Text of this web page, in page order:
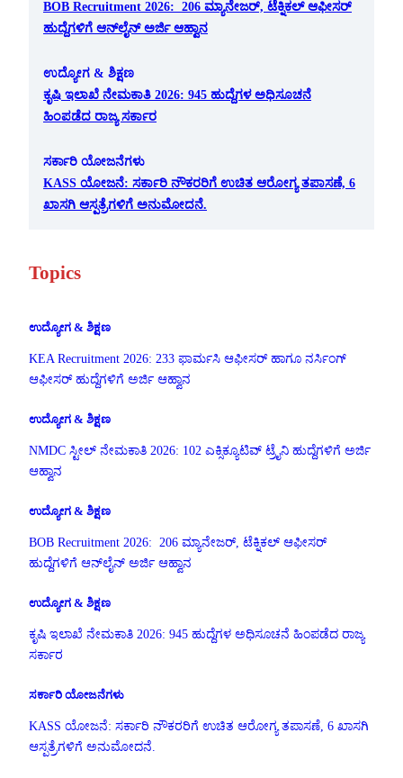
BOB Recruitment 2026: 206 ಮ್ಯಾನೇಜರ್, ಟೆಕ್ನಿಕಲ್ ಆಫೀಸರ್
ಹುದ್ದೆಗಳಿಗೆ ಆನ್‌ಲೈನ್ ಅರ್ಜಿ ಆಹ್ವಾನ
ಉದ್ಯೋಗ & ಶಿಕ್ಷಣ
ಕೃಷಿ ಇಲಾಖೆ ನೇಮಕಾತಿ 2026: 945 ಹುದ್ದೆಗಳ ಅಧಿಸೂಚನೆ
ಹಿಂಪಡೆದ ರಾಜ್ಯ ಸರ್ಕಾರ
ಸರ್ಕಾರಿ ಯೋಜನೆಗಳು
KASS ಯೋಜನೆ: ಸರ್ಕಾರಿ ನೌಕರರಿಗೆ ಉಚಿತ ಆರೋಗ್ಯ ತಪಾಸಣೆ, 6
ಖಾಸಗಿ ಆಸ್ಪತ್ರೆಗಳಿಗೆ ಅನುಮೋದನೆ.
Topics
ಉದ್ಯೋಗ & ಶಿಕ್ಷಣ
KEA Recruitment 2026: 233 ಫಾರ್ಮಸಿ ಆಫೀಸರ್ ಹಾಗೂ ನರ್ಸಿಂಗ್
ಆಫೀಸರ್ ಹುದ್ದೆಗಳಿಗೆ ಅರ್ಜಿ ಆಹ್ವಾನ
ಉದ್ಯೋಗ & ಶಿಕ್ಷಣ
NMDC ಸ್ಟೀಲ್ ನೇಮಕಾತಿ 2026: 102 ಎಕ್ಸಿಕ್ಯೂಟಿವ್ ಟ್ರೈನಿ ಹುದ್ದೆಗಳಿಗೆ ಅರ್ಜಿ
ಆಹ್ವಾನ
ಉದ್ಯೋಗ & ಶಿಕ್ಷಣ
BOB Recruitment 2026: 206 ಮ್ಯಾನೇಜರ್, ಟೆಕ್ನಿಕಲ್ ಆಫೀಸರ್
ಹುದ್ದೆಗಳಿಗೆ ಆನ್‌ಲೈನ್ ಅರ್ಜಿ ಆಹ್ವಾನ
ಉದ್ಯೋಗ & ಶಿಕ್ಷಣ
ಕೃಷಿ ಇಲಾಖೆ ನೇಮಕಾತಿ 2026: 945 ಹುದ್ದೆಗಳ ಅಧಿಸೂಚನೆ ಹಿಂಪಡೆದ ರಾಜ್ಯ
ಸರ್ಕಾರ
ಸರ್ಕಾರಿ ಯೋಜನೆಗಳು
KASS ಯೋಜನೆ: ಸರ್ಕಾರಿ ನೌಕರರಿಗೆ ಉಚಿತ ಆರೋಗ್ಯ ತಪಾಸಣೆ, 6 ಖಾಸಗಿ
ಆಸ್ಪತ್ರೆಗಳಿಗೆ ಅನುಮೋದನೆ.